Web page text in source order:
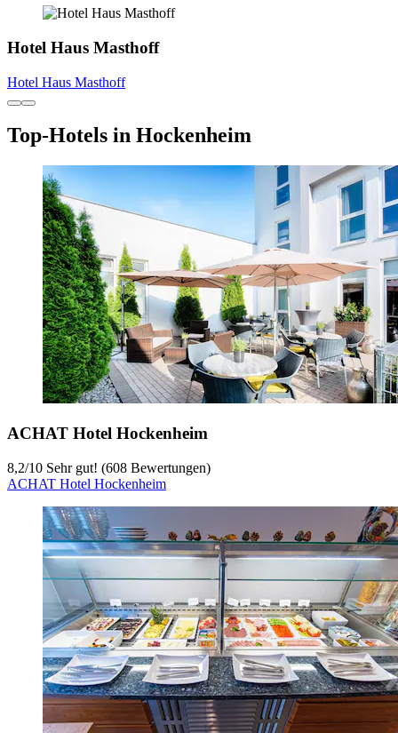
Hotel Haus Masthoff
Hotel Haus Masthoff
Top-Hotels in Hockenheim
ACHAT Hotel Hockenheim
8,2/10 Sehr gut! (608 Bewertungen)
ACHAT Hotel Hockenheim